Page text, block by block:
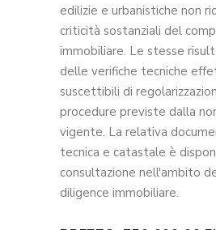
edilizie e urbanistiche non
criticità sostanziali del
immobiliare. Le stesse
delle verifiche tecniche
suscettibili di
procedure previste dalla
vigente. La relativa
tecnica e catastale è
consultazione nell'ambito
diligence immobiliare.